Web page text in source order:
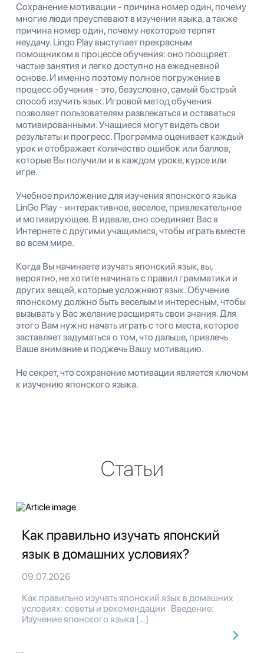
Сохранение мотивации - причина номер один, почему
многие люди преуспевают в изучении языка, а также
причина номер один, почему некоторые терпят
неудачу. Lingo Play выступает прекрасным
помощником в процессе обучения: оно поощряет
частые занятия и легко доступно на ежедневной
основе. И именно поэтому полное погружение в
процесс обучения - это, безусловно, самый быстрый
способ изучить язык. Игровой метод обучения
позволяет пользователям развлекаться и оставаться
мотивированными. Учащиеся могут видеть свои
результаты и прогресс. Программа оценивает каждый
урок и отображает количество ошибок или баллов,
которые Вы получили и в каждом уроке, курсе или
игре.
Учебное приложение для изучения японского языка
LinGo Play - интерактивное, веселое, привлекательное
и мотивирующее. В идеале, оно соединяет Вас в
Интернете с другими учащимися, чтобы играть вместе
во всем мире.
Когда Вы начинаете изучать японский язык, вы,
вероятно, не хотите начинать с правил грамматики и
других вещей, которые усложняют язык. Обучение
японскому должно быть веселым и интересным, чтобы
вызывать у Вас желание расширять свои знания. Для
этого Вам нужно начать играть с того места, которое
заставляет задуматься о том, что дальше, привлечь
Ваше внимание и поджечь Вашу мотивацию.
Не секрет, что сохранение мотивации является ключом
к изучению японского языка.
Статьи
Как правильно изучать японский
язык в домашних условиях?
09.07.2026
Как правильно изучать японский язык в домашних
условиях: советы и рекомендации Введение:
Изучение японского языка […]